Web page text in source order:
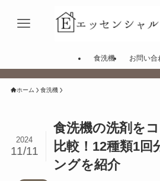
食洗機 お問い合
ホーム 食洗機
食洗機の洗剤を
比較！12種類1回
ングを紹介
2024
11/11